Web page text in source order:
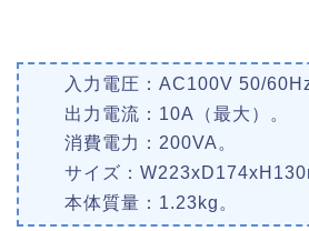
入力電圧：AC100V 50/60Hz
出力電流：10A（最大）。
消費電力：200VA。
サイズ：
本体質量：1.23kg。